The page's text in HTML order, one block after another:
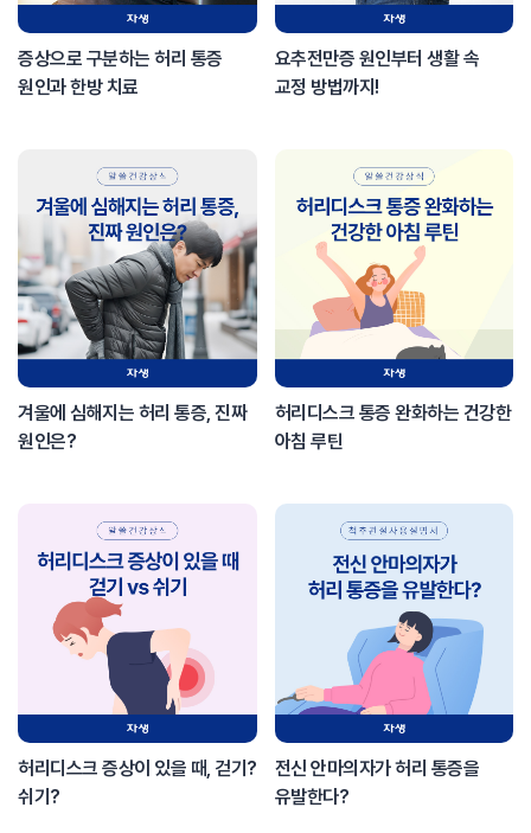
증상으로 구분하는 허리 통증
원인과 한방 치료
요추전만증 원인부터 생활 속
교정 방법까지!
겨울에 심해지는 허리 통증, 진짜
원인은?
허리디스크 통증 완화하는 건강한
아침 루틴
허리디스크 증상이 있을 때, 걷기?
쉬기?
전신 안마의자가 허리 통증을
유발한다?